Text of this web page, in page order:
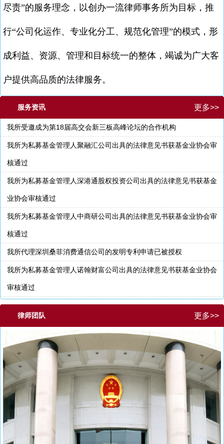
尽责”的服务理念，以创办一流律师事务所为目标，推
行“公司化运作、专业化分工、规范化管理”的模式，形
成利益、资源、管理和目标统一的整体，竭诚为广大客
户提供高品质的法律服务。
服务资讯 更多>>
我所受邀成为第18届高交会新三板高峰论坛的合作机构
我所为私募基金管理人聚融汇公司出具的法律意见书获基金业协会审
核通过
我所为私募基金管理人深港通股权投资公司出具的法律意见书获基金
业协会审核通过
我所为私募基金管理人中商研公司出具的法律意见书获基金业协会审
核通过
我所代理深圳桑菲消费通信公司的发明专利申请已被授权
我所为私募基金管理人诺翰财富公司出具的法律意见书获基金业协会
审核通过
律师团队 更多>>